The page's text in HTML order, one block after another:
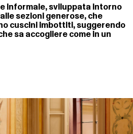
informale, sviluppata intorno
sezioni generose, che
cuscini imbottiti, suggerendo
sa accogliere come in un